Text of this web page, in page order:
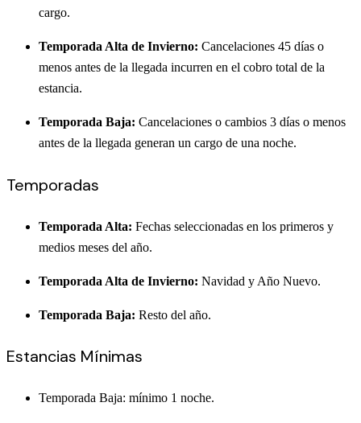
cargo.
Temporada Alta de Invierno: Cancelaciones 45 días o
menos antes de la llegada incurren en el cobro total de la
estancia.
Temporada Baja: Cancelaciones o cambios 3 días o menos
antes de la llegada generan un cargo de una noche.
Temporadas
Temporada Alta: Fechas seleccionadas en los primeros y
medios meses del año.
Temporada Alta de Invierno: Navidad y Año Nuevo.
Temporada Baja: Resto del año.
Estancias Mínimas
Temporada Baja: mínimo 1 noche.